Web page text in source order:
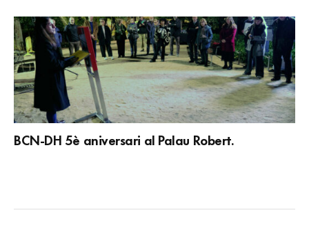
BCN-DH 5è aniversari al Palau Robert.